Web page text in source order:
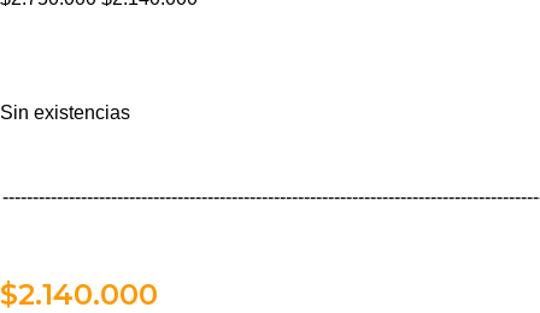
Sin existencias
$2.140.000